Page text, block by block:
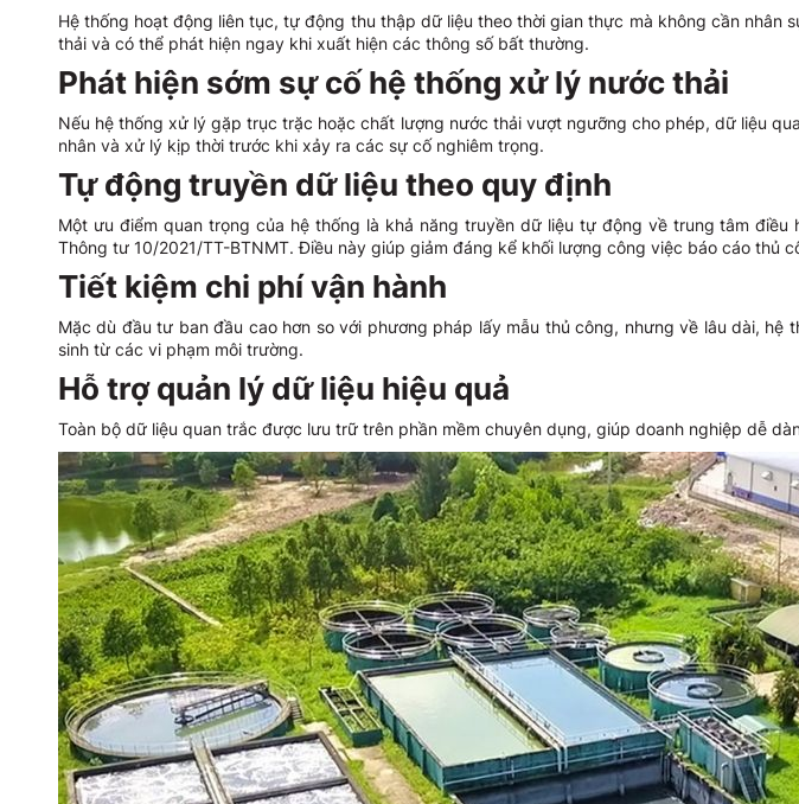
Hệ thống hoạt động liên tục, tự động thu thập dữ liệu theo thời gian thực mà không cần
thải và có thể phát hiện ngay khi xuất hiện các thông số bất thường.
Phát hiện sớm sự cố hệ thống xử lý nước thải
Nếu hệ thống xử lý gặp trục trặc hoặc chất lượng nước thải vượt ngưỡng cho phép, dữ liệu
nhân và xử lý kịp thời trước khi xảy ra các sự cố nghiêm trọng.
Tự động truyền dữ liệu theo quy định
Một ưu điểm quan trọng của hệ thống là khả năng truyền dữ liệu tự động về trung tâm
Thông tư 10/2021/TT-BTNMT. Điều này giúp giảm đáng kể khối lượng công việc báo cáo thủ
Tiết kiệm chi phí vận hành
Mặc dù đầu tư ban đầu cao hơn so với phương pháp lấy mẫu thủ công, nhưng về lâu dài,
sinh từ các vi phạm môi trường.
Hỗ trợ quản lý dữ liệu hiệu quả
Toàn bộ dữ liệu quan trắc được lưu trữ trên phần mềm chuyên dụng, giúp doanh nghiệp dễ